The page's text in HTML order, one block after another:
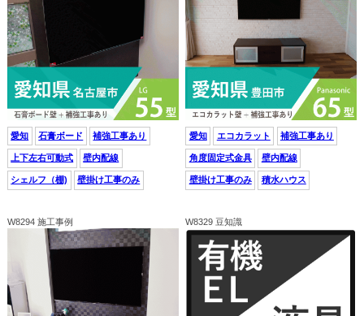
愛知 石膏ボード 補強工事あり
上下左右可動式 壁内配線
シェルフ（棚) 壁掛け工事のみ
愛知 エコカラット 補強工事あり
角度固定式金具 壁内配線
壁掛け工事のみ 積水ハウス
W8294 施工事例 W8329 豆知識